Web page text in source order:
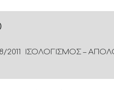
2011 ΙΣΟΛΟΓΙΣΜΟΣ –